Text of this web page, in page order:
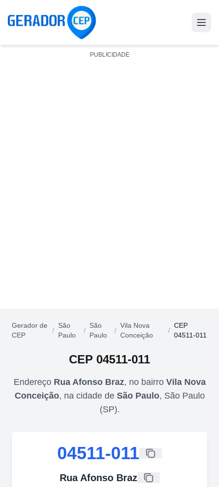
PUBLICIDADE
Gerador de
CEP
/
São
Paulo
/
São
Paulo
/
Vila Nova
Conceição
/
CEP
04511-011
CEP 04511-011
Endereço Rua Afonso Braz, no bairro Vila Nova
Conceição, na cidade de São Paulo, São Paulo
(SP).
04511-011
Rua Afonso Braz